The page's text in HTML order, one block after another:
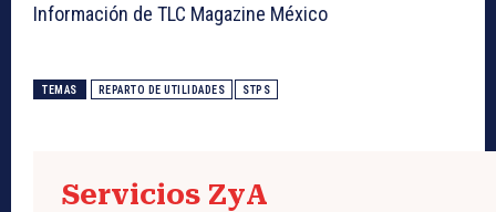
Información de TLC Magazine México
TEMAS REPARTO DE UTILIDADES STPS
Servicios ZyA